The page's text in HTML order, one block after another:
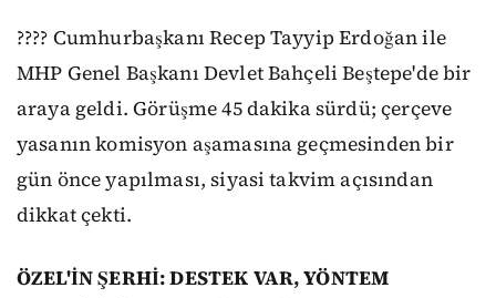
???? Cumhurbaşkanı Recep Tayyip Erdoğan ile
MHP Genel Başkanı Devlet Bahçeli Beştepe'de bir
araya geldi. Görüşme 45 dakika sürdü; çerçeve
yasanın komisyon aşamasına geçmesinden bir
gün önce yapılması, siyasi takvim açısından
dikkat çekti.
ÖZEL'İN ŞERHİ: DESTEK VAR, YÖNTEM